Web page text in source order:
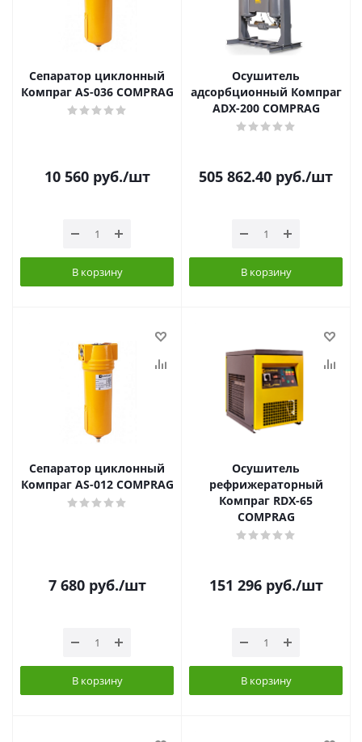
Сепаратор циклонный
Компраг AS-036 COMPRAG
10 560руб./шт
В корзину
Осушитель
адсорбционный Компраг
ADX-200 COMPRAG
505 862.40 руб./шт
В корзину
Сепаратор циклонный
Компраг AS-012 COMPRAG
7 680руб./шт
В корзину
Осушитель
рефрижераторный
Компраг RDX-65
COMPRAG
151 296руб./шт
В корзину